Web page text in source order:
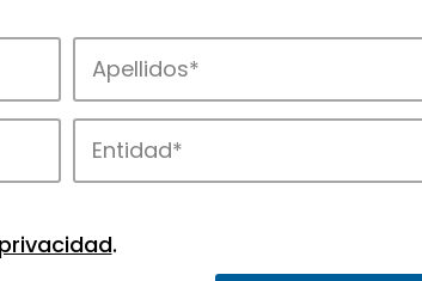
los parques de APTE.
.